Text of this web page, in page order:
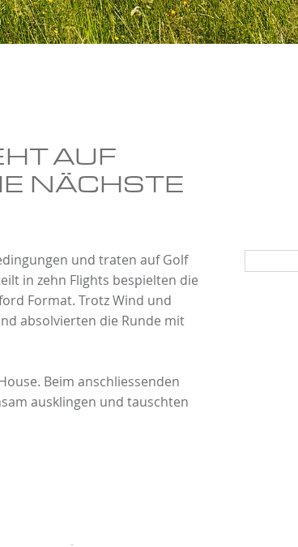
AUF
NÄCHSTE
und traten auf Golf
in zehn Flights bespielten die
Format. Trotz Wind und
absolvierten die Runde mit
Beim anschliessenden
ausklingen und tauschten